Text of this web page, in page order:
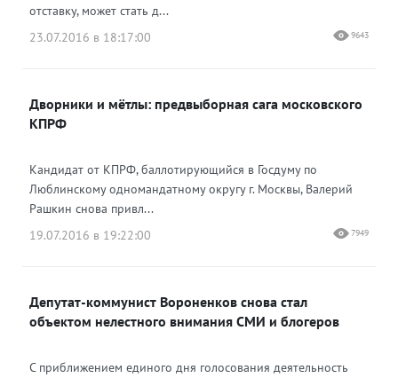
отставку, может стать д...
23.07.2016 в 18:17:00
9643
Дворники и мётлы: предвыборная сага московского
КПРФ
Кандидат от КПРФ, баллотирующийся в Госдуму по
Люблинскому одномандатному округу г. Москвы, Валерий
Рашкин снова привл...
19.07.2016 в 19:22:00
7949
Депутат-коммунист Вороненков снова стал
объектом нелестного внимания СМИ и блогеров
С приближением единого дня голосования деятельность